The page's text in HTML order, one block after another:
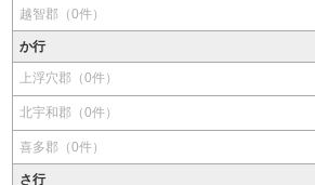
越智郡（0件）
か行
上浮穴郡（0件）
北宇和郡（0件）
喜多郡（0件）
さ行